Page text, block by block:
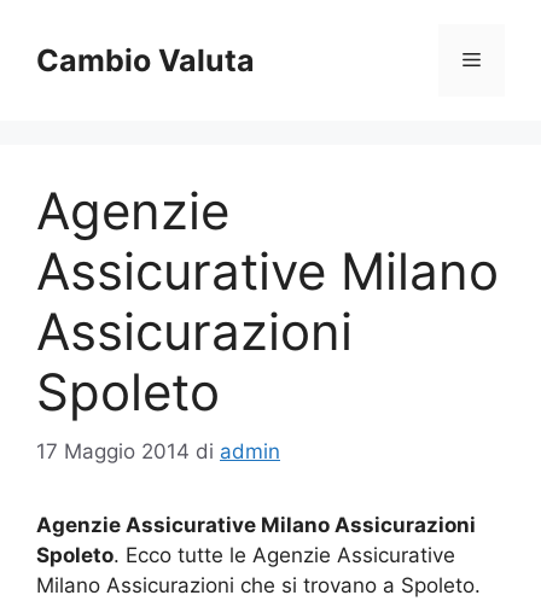
contenuto
Cambio Valuta Menu
Agenzie
Assicurative Milano
Assicurazioni
Spoleto
17 Maggio 2014 di admin
Agenzie Assicurative Milano Assicurazioni
Spoleto. Ecco tutte le Agenzie Assicurative
Milano Assicurazioni che si trovano a Spoleto.